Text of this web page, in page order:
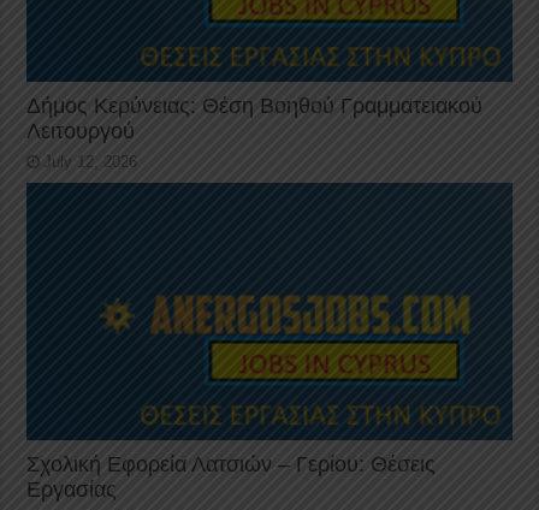
Δήμος Κερύνειας: Θέση Βοηθού Γραμματειακού
Λειτουργού
July 12, 2026
Σχολική Εφορεία Λατσιών – Γερίου: Θέσεις
Εργασίας